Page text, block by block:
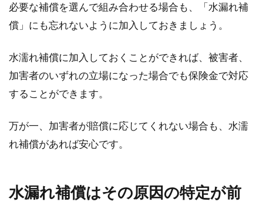
必要な補償を選んで組み合わせる場合も、「水漏れ補
償」にも忘れないように加入しておきましょう。
水濡れ補償に加入しておくことができれば、被害者、
加害者のいずれの立場になった場合でも保険金で対応
することができます。
万が一、加害者が賠償に応じてくれない場合も、水濡
れ補償があれば安心です。
水漏れ補償はその原因の特定が前